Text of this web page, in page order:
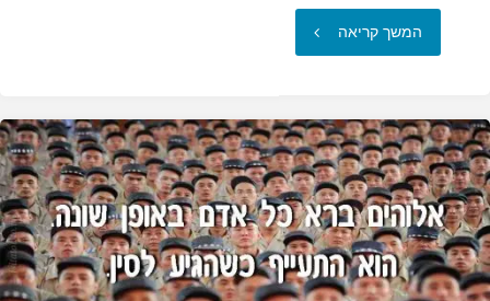
המשך קריאה "אני
לחופשה
של…"